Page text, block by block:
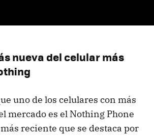
nueva del celular más
uno de los celulares con más
mercado es el Nothing Phone
reciente que se destaca por